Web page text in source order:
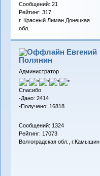
Сообщений: 21
Рейтинг: 317
г. Красный Лиман Донецкая
обл.
Евгений
Полянин
Администратор
Спасибо
-Дано: 2414
-Получено: 16818
Сообщений: 1324
Рейтинг: 17073
Волгоградская обл., г.Камышин